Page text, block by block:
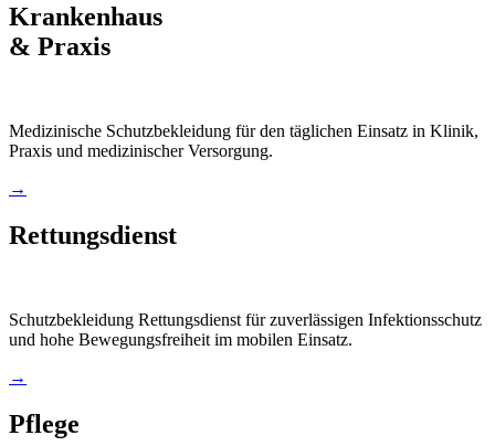
Krankenhaus
& Praxis
Medizinische Schutzbekleidung für den täglichen Einsatz in Klinik,
Praxis und medizinischer Versorgung.
→
Rettungsdienst
Schutzbekleidung Rettungsdienst für zuverlässigen Infektionsschutz
und hohe Bewegungsfreiheit im mobilen Einsatz.
→
Pflege